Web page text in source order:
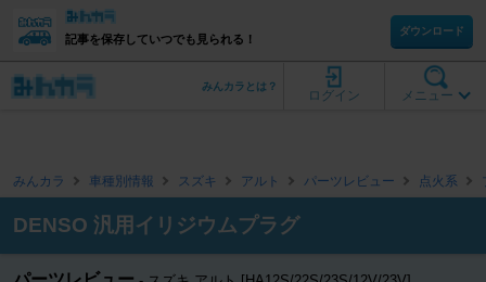
記事を保存していつでも見られる！
ダウンロード
メニュー
ログイン
みんカラとは？
みんカラ 車種別情報 スズキ アルト パーツレビュー 点火系
DENSO 汎用イリジウムプラグ